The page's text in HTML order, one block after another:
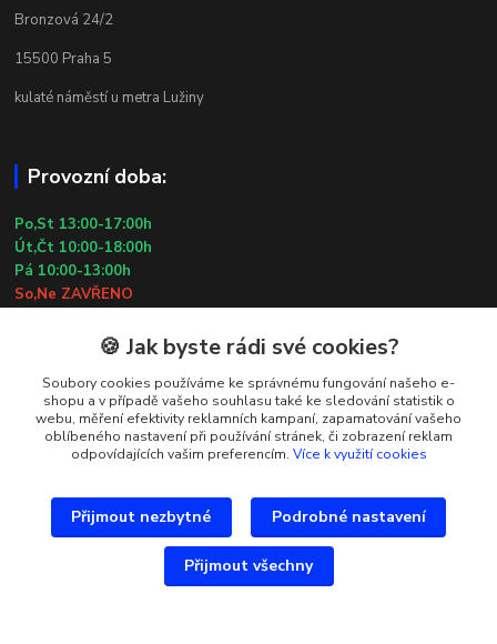
Bronzová 24/2
15500 Praha 5
kulaté náměstí u metra Lužiny
Provozní doba:
Po,St 13:00-17:00h
Út,Čt 10:00-18:00h
Pá 10:00-13:00h
So,Ne ZAVŘENO
Kontakty
Simona Kozová
+420 602 181 001
info@vysivanyobchudek.cz
🍪 Jak byste rádi své cookies?
Soubory cookies používáme ke správnému fungování našeho e-
shopu a v případě vašeho souhlasu také ke sledování statistik o
webu, měření efektivity reklamních kampaní, zapamatování vašeho
oblíbeného nastavení při používání stránek, či zobrazení reklam
odpovídajících vašim preferencím. Více k využití cookies
Přijmout nezbytné Podrobné nastavení
Přijmout všechny